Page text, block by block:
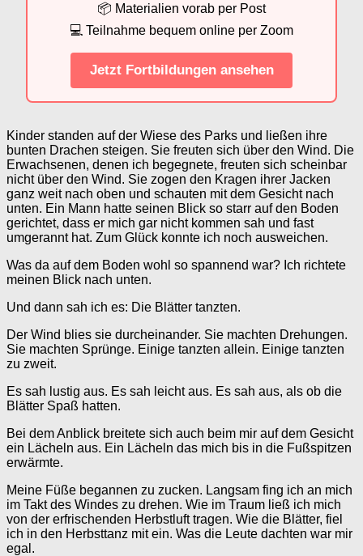
📦 Materialien vorab per Post
💻 Teilnahme bequem online per Zoom
Jetzt Fortbildungen ansehen
Kinder standen auf der Wiese des Parks und ließen ihre
bunten Drachen steigen. Sie freuten sich über den Wind. Die
Erwachsenen, denen ich begegnete, freuten sich scheinbar
nicht über den Wind. Sie zogen den Kragen ihrer Jacken
ganz weit nach oben und schauten mit dem Gesicht nach
unten. Ein Mann hatte seinen Blick so starr auf den Boden
gerichtet, dass er mich gar nicht kommen sah und fast
umgerannt hat. Zum Glück konnte ich noch ausweichen.
Was da auf dem Boden wohl so spannend war? Ich richtete
meinen Blick nach unten.
Und dann sah ich es: Die Blätter tanzten.
Der Wind blies sie durcheinander. Sie machten Drehungen.
Sie machten Sprünge. Einige tanzten allein. Einige tanzten
zu zweit.
Es sah lustig aus. Es sah leicht aus. Es sah aus, als ob die
Blätter Spaß hatten.
Bei dem Anblick breitete sich auch beim mir auf dem Gesicht
ein Lächeln aus. Ein Lächeln das mich bis in die Fußspitzen
erwärmte.
Meine Füße begannen zu zucken. Langsam fing ich an mich
im Takt des Windes zu drehen. Wie im Traum ließ ich mich
von der erfrischenden Herbstluft tragen. Wie die Blätter, fiel
ich in den Herbsttanz mit ein. Was die Leute dachten war mir
egal.